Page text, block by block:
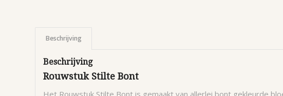
Beschrijving
Beschrijving
Rouwstuk Stilte Bont
Het Rouwstuk Stilte Bont is gemaakt van allerlei bont gekleurde